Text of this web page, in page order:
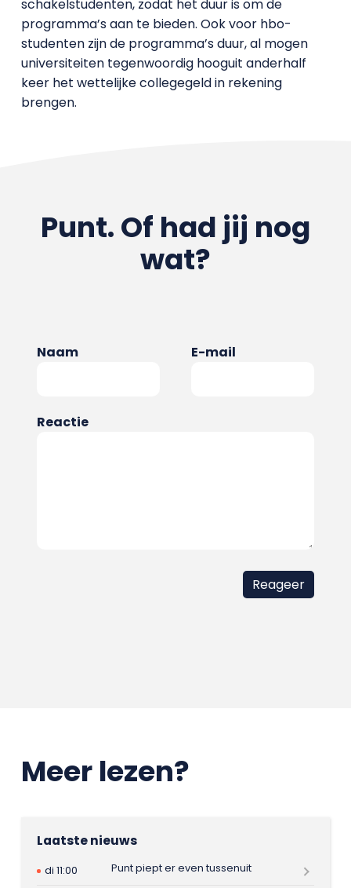
schakelstudenten, zodat het duur is om de
programma’s aan te bieden. Ook voor hbo-
studenten zijn de programma’s duur, al mogen
universiteiten tegenwoordig hooguit anderhalf
keer het wettelijke collegegeld in rekening
brengen.
Punt. Of had jij nog
wat?
Naam E-mail
Reactie
Meer lezen?
Laatste nieuws
di 11:00
Punt piept er even tussenuit